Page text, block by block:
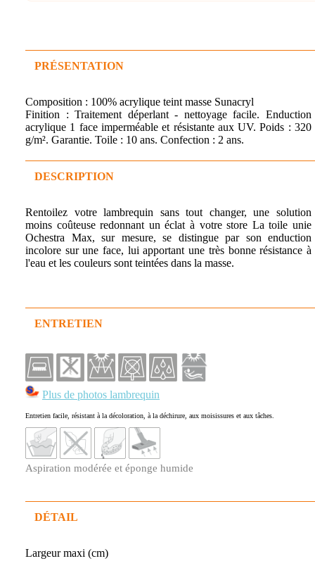
PRÉSENTATION
Composition : 100% acrylique teint masse Sunacryl
Finition : Traitement déperlant - nettoyage facile. Enduction
acrylique 1 face imperméable et résistante aux UV. Poids : 320
g/m². Garantie. Toile : 10 ans. Confection : 2 ans.
DESCRIPTION
Rentoilez votre lambrequin sans tout changer, une solution
moins coûteuse redonnant un éclat à votre store La toile unie
Ochestra Max, sur mesure, se distingue par son enduction
incolore sur une face, lui apportant une très bonne résistance à
l'eau et les couleurs sont teintées dans la masse.
ENTRETIEN
Plus de photos lambrequin
Entretien facile, résistant à la décoloration, à la déchirure, aux moisissures et aux tâches.
Aspiration modérée et éponge humide
DÉTAIL
Largeur maxi (cm)